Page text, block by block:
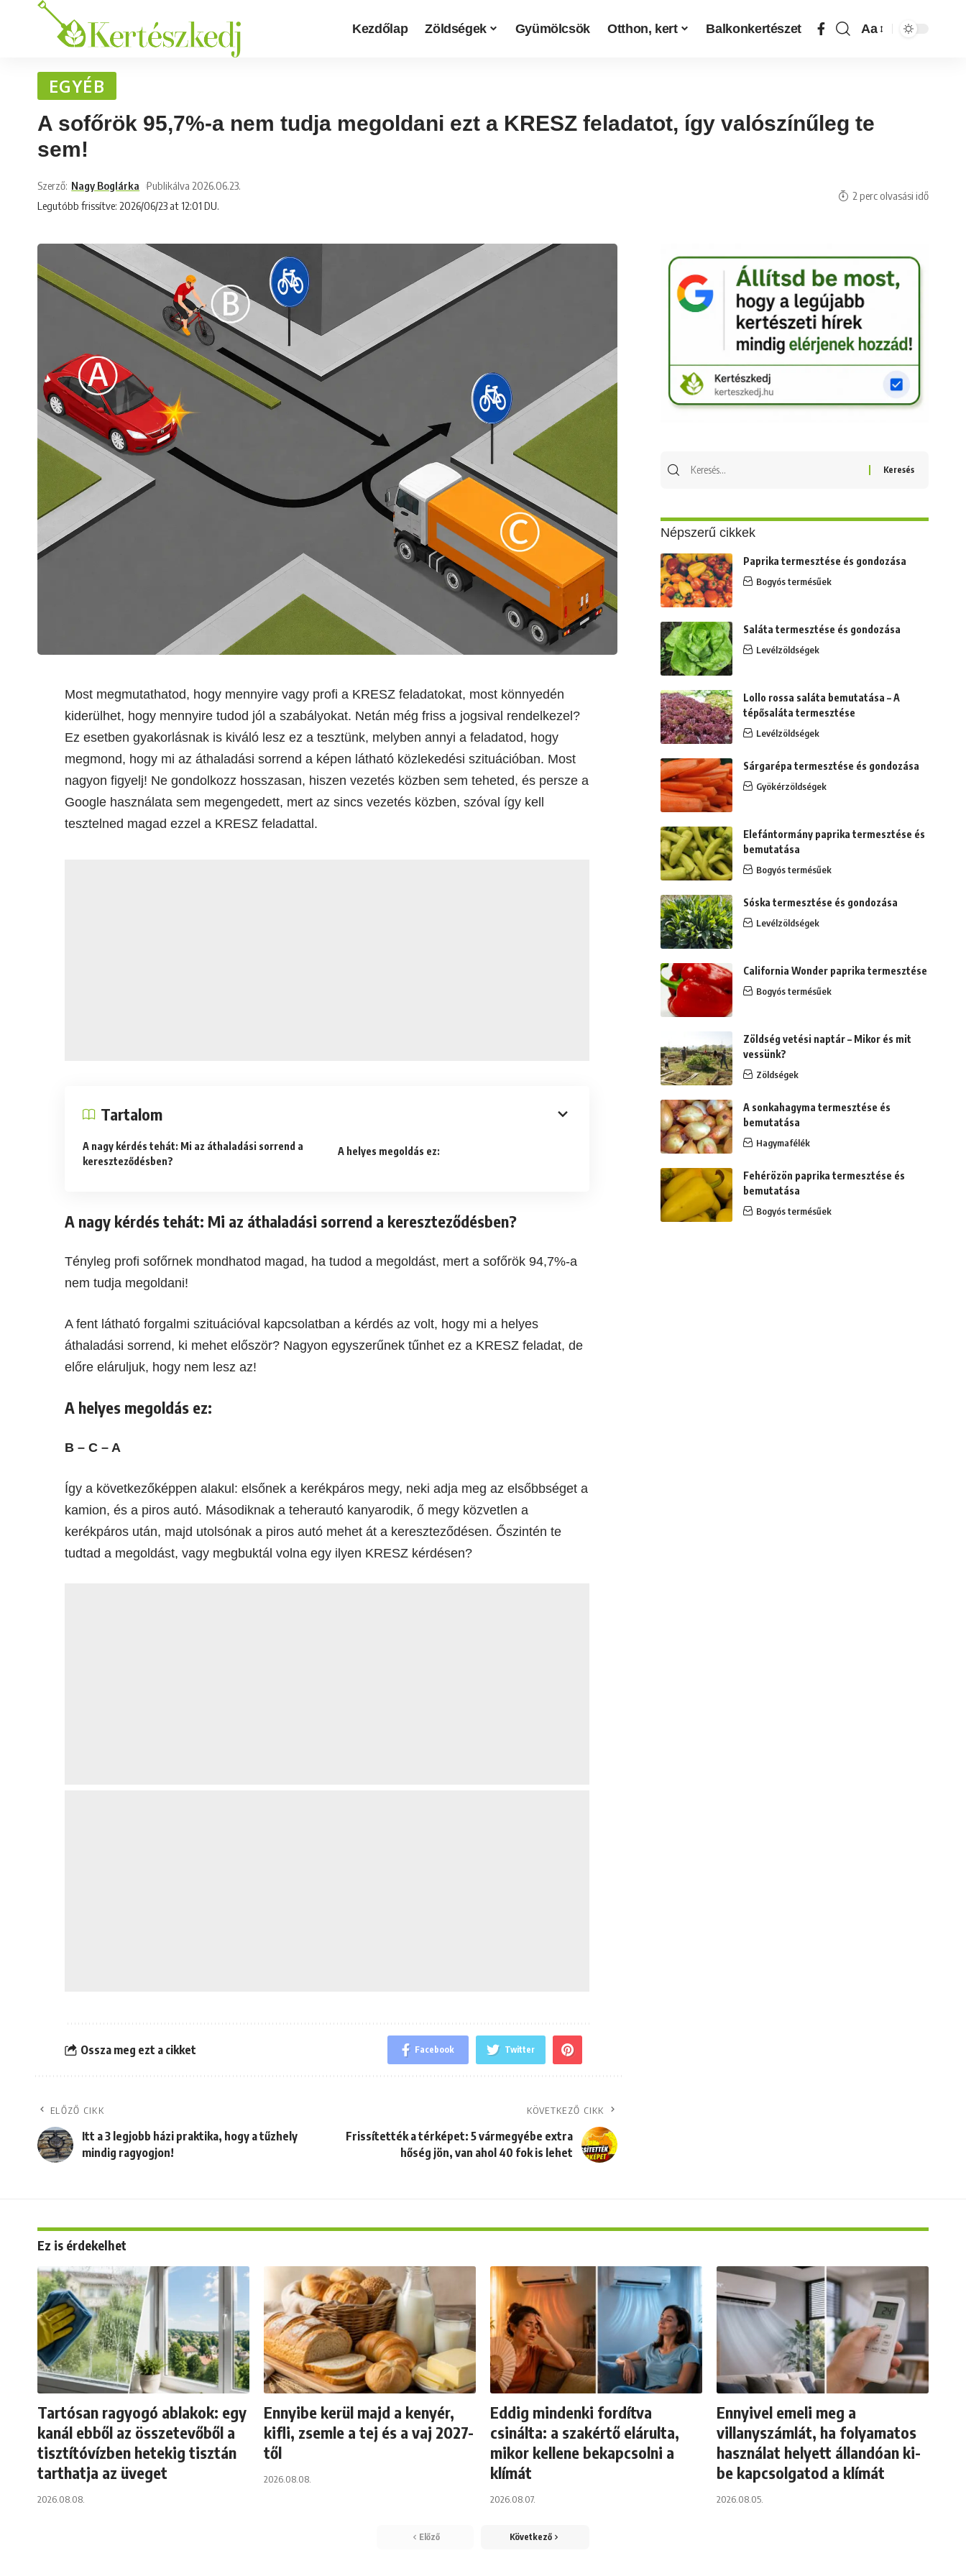
Kezdőlap Zöldségek Gyümölcsök Otthon, kert Balkonkertészet Aa
EGYÉB
A sofőrök 95,7%-a nem tudja megoldani ezt a KRESZ feladatot, így valószínűleg te
sem!
Legutóbb frissítve: 2026/06/23 at 12:01 DU.
Szerző: Nagy Boglárka Publikálva 2026.06.23.
2 perc olvasási idő
Most megmutathatod, hogy mennyire vagy profi a KRESZ feladatokat, most könnyedén
kiderülhet, hogy mennyire tudod jól a szabályokat. Netán még friss a jogsival rendelkezel?
Ez esetben gyakorlásnak is kiváló lesz ez a tesztünk, melyben annyi a feladatod, hogy
megmond, hogy mi az áthaladási sorrend a képen látható közlekedési szituációban. Most
nagyon figyelj! Ne gondolkozz hosszasan, hiszen vezetés közben sem teheted, és persze a
Google használata sem megengedett, mert az sincs vezetés közben, szóval így kell
tesztelned magad ezzel a KRESZ feladattal.
Tartalom
A nagy kérdés tehát: Mi az áthaladási sorrend a
kereszteződésben?
A helyes megoldás ez:
A nagy kérdés tehát: Mi az áthaladási sorrend a kereszteződésben?
Tényleg profi sofőrnek mondhatod magad, ha tudod a megoldást, mert a sofőrök 94,7%-a
nem tudja megoldani!
A fent látható forgalmi szituációval kapcsolatban a kérdés az volt, hogy mi a helyes
áthaladási sorrend, ki mehet először? Nagyon egyszerűnek tűnhet ez a KRESZ feladat, de
előre eláruljuk, hogy nem lesz az!
A helyes megoldás ez:
B – C – A
Így a következőképpen alakul: elsőnek a kerékpáros megy, neki adja meg az elsőbbséget a
kamion, és a piros autó. Másodiknak a teherautó kanyarodik, ő megy közvetlen a
kerékpáros után, majd utolsónak a piros autó mehet át a kereszteződésen. Őszintén te
tudtad a megoldást, vagy megbuktál volna egy ilyen KRESZ kérdésen?
Ossza meg ezt a cikket Facebook Twitter
ELŐZŐ CIKK
Itt a 3 legjobb házi praktika, hogy a tűzhely
mindig ragyogjon!
KÖVETKEZŐ CIKK
Frissítették a térképet: 5 vármegyébe extra
hőség jön, van ahol 40 fok is lehet
Népszerű cikkek
Paprika termesztése és gondozása
Bogyós termésűek
Saláta termesztése és gondozása
Levélzöldségek
Lollo rossa saláta bemutatása – A
tépősaláta termesztése
Levélzöldségek
Sárgarépa termesztése és gondozása
Gyökérzöldségek
Elefántormány paprika termesztése és
bemutatása
Bogyós termésűek
Sóska termesztése és gondozása
Levélzöldségek
California Wonder paprika termesztése
Bogyós termésűek
Zöldség vetési naptár – Mikor és mit
vessünk?
Zöldségek
A sonkahagyma termesztése és
bemutatása
Hagymafélék
Fehérözön paprika termesztése és
bemutatása
Bogyós termésűek
Ez is érdekelhet
Tartósan ragyogó ablakok: egy
kanál ebből az összetevőből a
tisztítóvízben hetekig tisztán
tarthatja az üveget
2026.08.08.
Ennyibe kerül majd a kenyér,
kifli, zsemle a tej és a vaj 2027-
től
2026.08.08.
Eddig mindenki fordítva
csinálta: a szakértő elárulta,
mikor kellene bekapcsolni a
klímát
2026.08.07.
Ennyivel emeli meg a
villanyszámlát, ha folyamatos
használat helyett állandóan ki-
be kapcsolgatod a klímát
2026.08.05.
Előző Következő